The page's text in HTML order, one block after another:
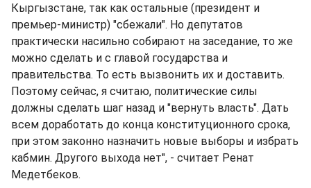
Кыргызстане, так как остальные (президент и
премьер-министр) "сбежали". Но депутатов
практически насильно собирают на заседание, то же
можно сделать и с главой государства и
правительства. То есть вызвонить их и доставить.
Поэтому сейчас, я считаю, политические силы
должны сделать шаг назад и "вернуть власть". Дать
всем доработать до конца конституционного срока,
при этом законно назначить новые выборы и избрать
кабмин. Другого выхода нет", - считает Ренат
Медетбеков.